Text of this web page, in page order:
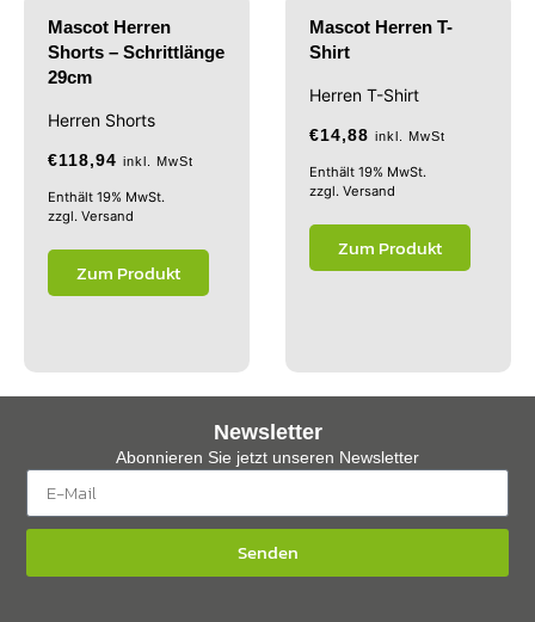
Mascot Herren
Shorts – Schrittlänge
29cm
Herren Shorts
€118,94 inkl. MwSt
Enthält 19% MwSt.
zzgl. Versand
Zum Produkt
Mascot Herren T-
Shirt
Herren T-Shirt
€14,88 inkl. MwSt
Enthält 19% MwSt.
zzgl. Versand
Zum Produkt
Newsletter
Abonnieren Sie jetzt unseren Newsletter
Senden